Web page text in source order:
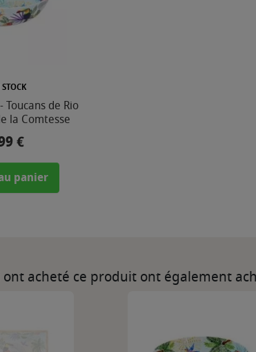
de Rio
la Comtesse
€
panier
ont acheté ce produit ont également